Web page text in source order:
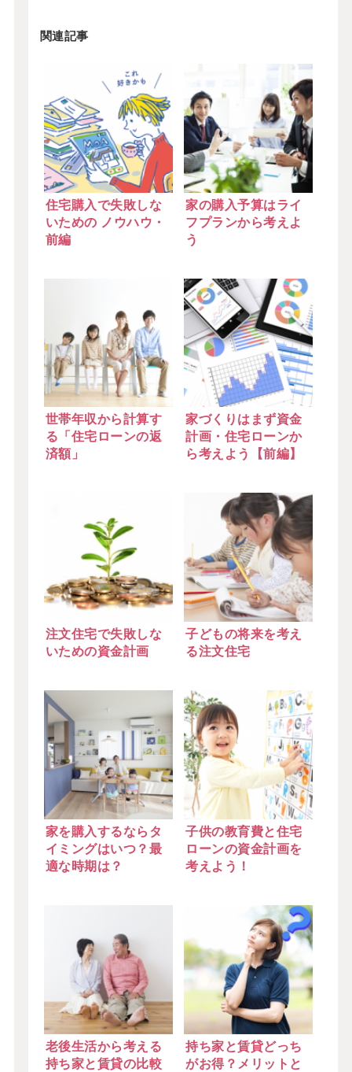
関連記事
住宅購入で失敗しな
いための ノウハウ・
前編
家の購入予算はライ
フプランから考えよ
う
世帯年収から計算す
る「住宅ローンの返
済額」
家づくりはまず資金
計画・住宅ローンか
ら考えよう【前編】
注文住宅で失敗しな
いための資金計画
子どもの将来を考え
る注文住宅
家を購入するならタ
イミングはいつ？最
適な時期は？
子供の教育費と住宅
ローンの資金計画を
考えよう！
老後生活から考える
持ち家と賃貸の比較
持ち家と賃貸どっち
がお得？メリットと